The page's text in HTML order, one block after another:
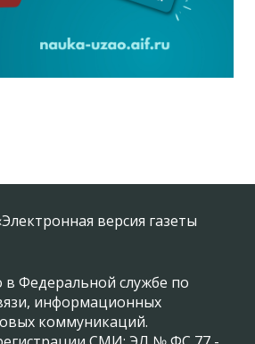
версия газеты
в Федеральной службе по
информационных
коммуникаций.